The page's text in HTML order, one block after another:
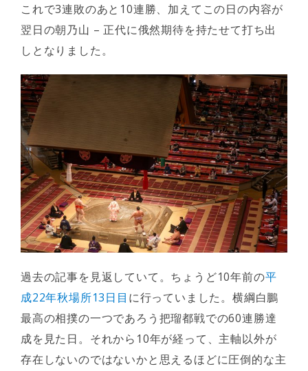
これで3連敗のあと10連勝、加えてこの日の内容が
翌日の朝乃山 – 正代に俄然期待を持たせて打ち出
しとなりました。
過去の記事を見返していて。ちょうど10年前の平
成22年秋場所13日目 に行っていました。横綱白鵬
最高の相撲の一つであろう把瑠都戦での60連勝達
成を見た日。それから10年が経って、主軸以外が
存在しないのではないかと思えるほどに圧倒的な主